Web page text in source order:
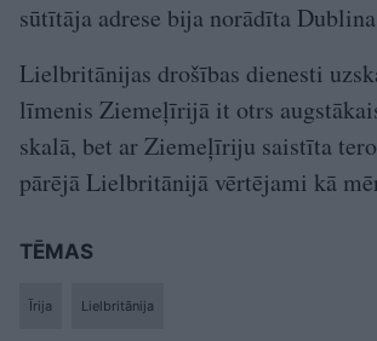
sūtītāja adrese bija norādīta
Lielbritānijas drošības dienesti
līmenis Ziemeļīrijā it otrs
skalā, bet ar Ziemeļīriju saistīta
pārējā Lielbritānijā vērtējami kā
TĒMAS
Īrija Lielbritānija